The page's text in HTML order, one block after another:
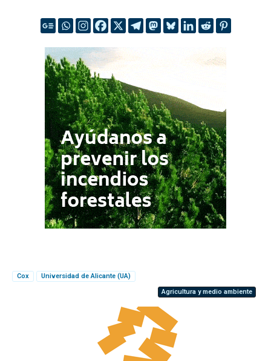
Cox
Universidad de Alicante (UA)
Agricultura y medio ambiente